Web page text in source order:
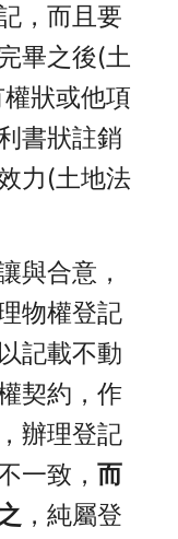
，而且要
畢之後(土
狀或他項
書狀註銷
力(土地法
與合意，
物權登記
記載不動
契約，作
辦理登記
一致，而
，純屬登